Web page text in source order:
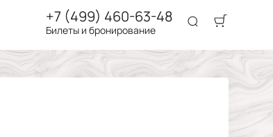
+7 (499) 460-63-48
Билеты и бронирование